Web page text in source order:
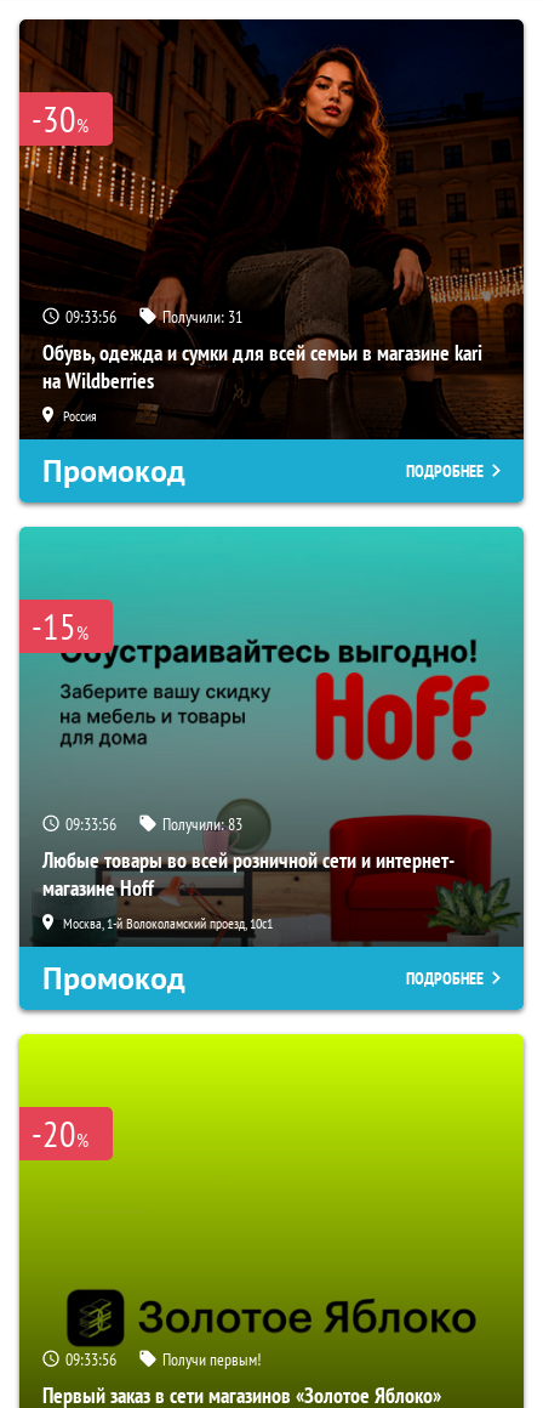
-30%
09:33:55 Получили: 31
Обувь, одежда и сумки для всей семьи в магазине kari
на Wildberries
Россия
Промокод ПОДРОБНЕЕ
-15%
09:33:55 Получили:83
Любые товары во всей розничной сети и интернет-
магазине Hoff
Москва, 1-й Волоколамский проезд, 10с1
Промокод ПОДРОБНЕЕ
-20%
09:33:55 Получи первым!
Первый заказ в сети магазинов «Золотое Яблоко»